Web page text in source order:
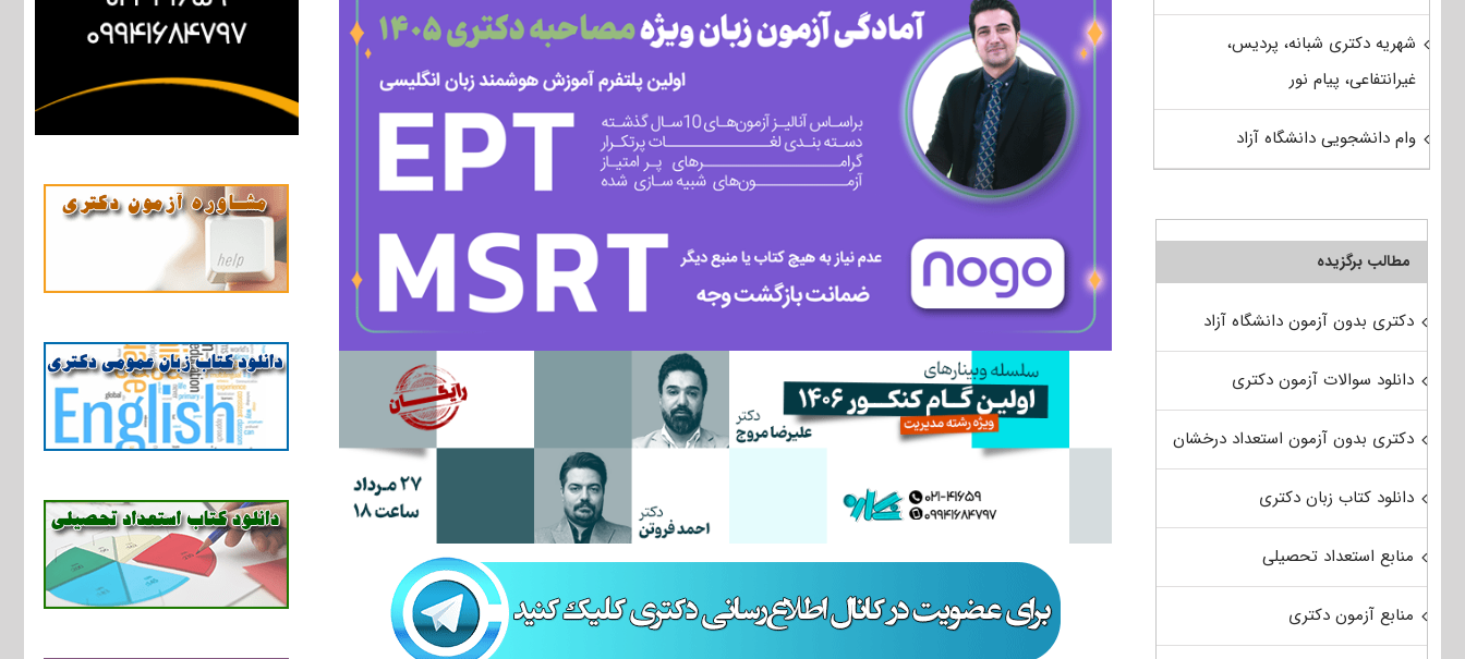
شهریه دکتری شبانه، پردیس،
غیرانتفاعی، پیام نور
وام دانشجویی دانشگاه آزاد
مطالب برگزیده
دکتری بدون آزمون دانشگاه آزاد
دانلود سوالات آزمون دکتری
دکتری بدون آزمون استعداد درخشان
دانلود کتاب زبان دکتری
منابع استعداد تحصیلی
منابع آزمون دکتری